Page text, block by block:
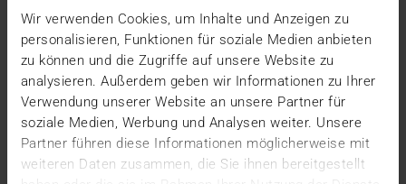
Wir verwenden Cookies, um Inhalte und Anzeigen zu
personalisieren, Funktionen für soziale Medien anbieten
zu können und die Zugriffe auf unsere Website zu
analysieren. Außerdem geben wir Informationen zu Ihrer
Verwendung unserer Website an unsere Partner für
soziale Medien, Werbung und Analysen weiter. Unsere
Partner führen diese Informationen möglicherweise mit
weiteren Daten zusammen, die Sie ihnen bereitgestellt